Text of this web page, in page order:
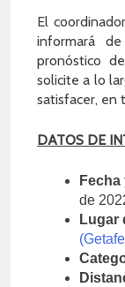
El
informará
pronóstico
solicite a lo
satisfacer, en
DATOS DE
de
Lugar